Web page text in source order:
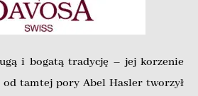
i bogatą tradycję – jej korzenie
od tamtej pory Abel Hasler tworzył